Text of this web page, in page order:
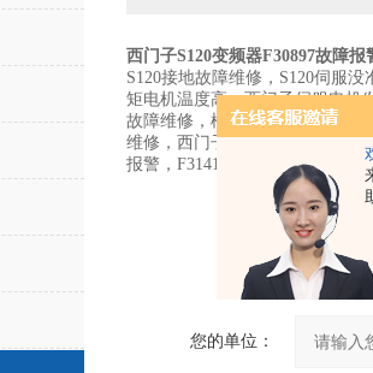
西门子S120变频器F30897故障报
S120接地故障维修，S120伺服
矩电机温度高，西门子伺服电机
故障维修，模块过温故障维修，
维修，西门子802D系统231110
报警，F31412编码器故障报警维
产品：
您的单位：